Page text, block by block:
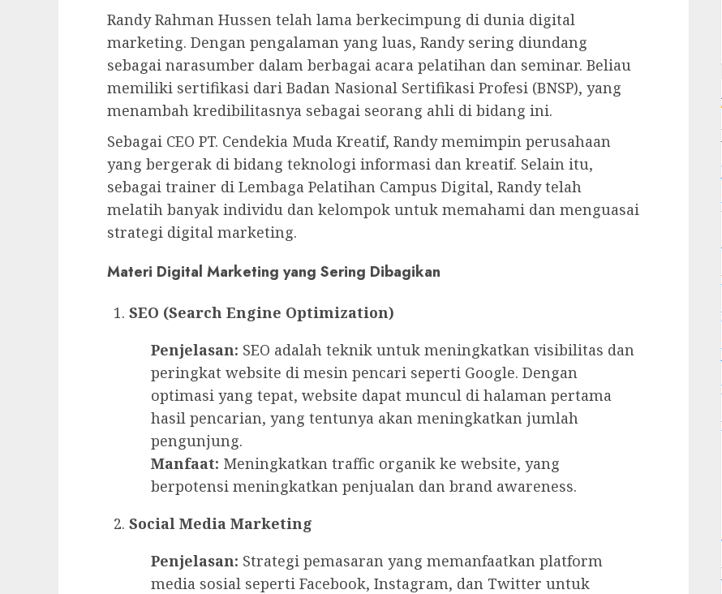
Randy Rahman Hussen telah lama berkecimpung di dunia digital
marketing. Dengan pengalaman yang luas, Randy sering diundang
sebagai narasumber dalam berbagai acara pelatihan dan seminar. Beliau
memiliki sertifikasi dari Badan Nasional Sertifikasi Profesi (BNSP), yang
menambah kredibilitasnya sebagai seorang ahli di bidang ini.
Sebagai CEO PT. Cendekia Muda Kreatif, Randy memimpin perusahaan
yang bergerak di bidang teknologi informasi dan kreatif. Selain itu,
sebagai trainer di Lembaga Pelatihan Campus Digital, Randy telah
melatih banyak individu dan kelompok untuk memahami dan menguasai
strategi digital marketing.
Materi Digital Marketing yang Sering Dibagikan
SEO (Search Engine Optimization)
Penjelasan: SEO adalah teknik untuk meningkatkan visibilitas dan
peringkat website di mesin pencari seperti Google. Dengan
optimasi yang tepat, website dapat muncul di halaman pertama
hasil pencarian, yang tentunya akan meningkatkan jumlah
pengunjung.
Manfaat: Meningkatkan traffic organik ke website, yang
berpotensi meningkatkan penjualan dan brand awareness.
Social Media Marketing
Penjelasan: Strategi pemasaran yang memanfaatkan platform
media sosial seperti Facebook, Instagram, dan Twitter untuk